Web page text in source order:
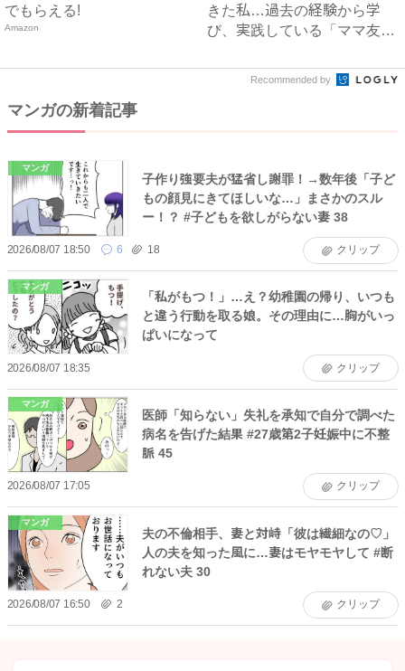
でもらえる!
Amazon
きた私…過去の経験から学
び、実践している「ママ友付
Recommended by
マンガの新着記事
マンガ
子作り強要夫が猛省し謝罪！→数年後「子ど
もの顔見にきてほしいな…」まさかのスル
ー！？ #子どもを欲しがらない妻 38
2026/08/07 18:50 6 18 クリップ
マンガ
「私がもつ！」…え？幼稚園の帰り、いつも
と違う行動を取る娘。その理由に…胸がいっ
ぱいになって
2026/08/07 18:35 クリップ
マンガ
医師「知らない」失礼を承知で自分で調べた
病名を告げた結果 #27歳第2子妊娠中に不整
脈 45
2026/08/07 17:05 クリップ
マンガ
夫の不倫相手、妻と対峙「彼は繊細なの♡」
人の夫を知った風に…妻はモヤモヤして #断
れない夫 30
2026/08/07 16:50 2 クリップ